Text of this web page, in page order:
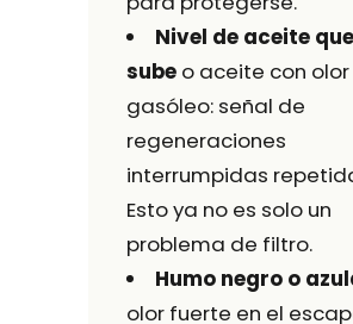
Nivel de aceite que
sube o aceite con
gasóleo: señal de
regeneraciones
interrumpidas
Esto ya no es solo un
problema de filtro.
Humo negro o
olor fuerte en el